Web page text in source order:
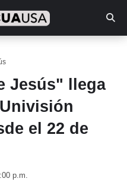
Jesús" llega
el 22 de
p.m.